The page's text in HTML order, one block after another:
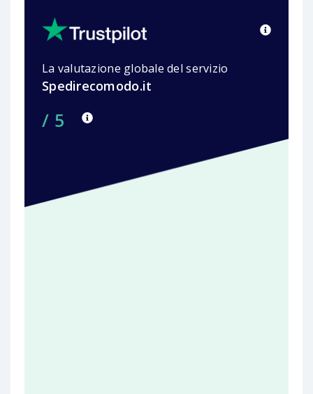
La valutazione globale del servizio
Spedirecomodo.it
/ 5